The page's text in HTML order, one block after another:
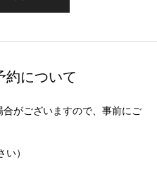
約について
がございますので、事前にご
）